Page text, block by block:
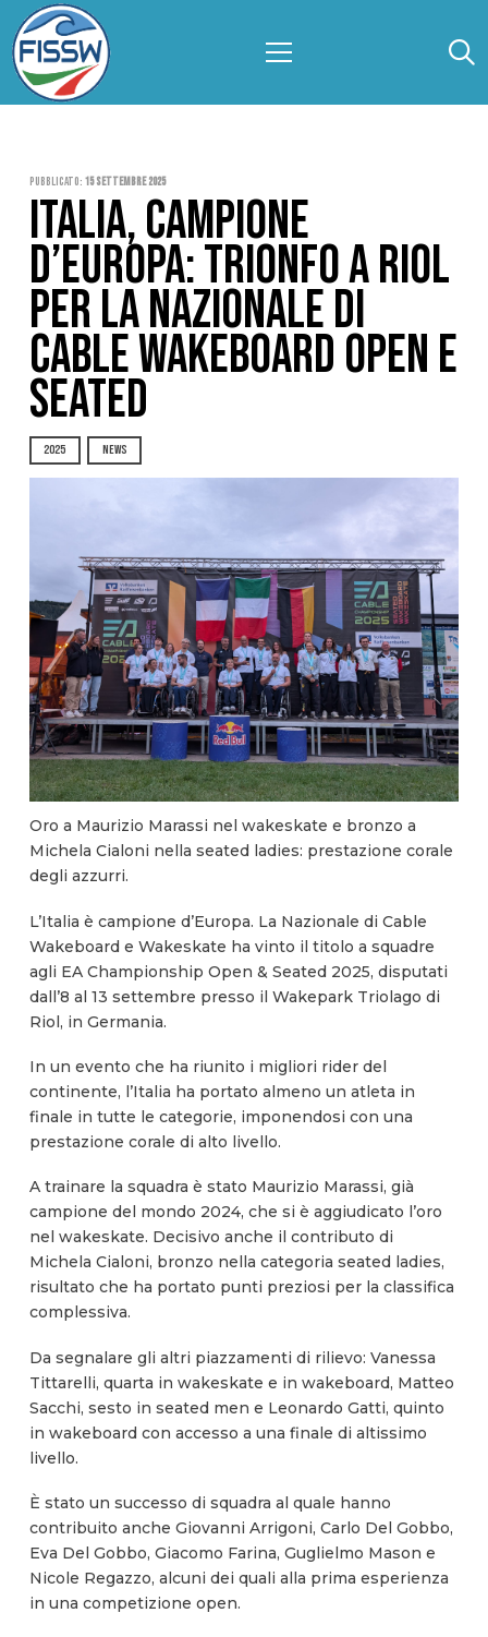
Pubblicato: 15 Settembre 2025
ITALIA, CAMPIONE
D’EUROPA: TRIONFO A RIOL
PER LA NAZIONALE DI
CABLE WAKEBOARD OPEN E
SEATED
2025 NEWS
Oro a Maurizio Marassi nel wakeskate e bronzo a
Michela Cialoni nella seated ladies: prestazione corale
degli azzurri.
L’Italia è campione d’Europa. La Nazionale di Cable
Wakeboard e Wakeskate ha vinto il titolo a squadre
agli EA Championship Open & Seated 2025, disputati
dall’8 al 13 settembre presso il Wakepark Triolago di
Riol, in Germania.
In un evento che ha riunito i migliori rider del
continente, l’Italia ha portato almeno un atleta in
finale in tutte le categorie, imponendosi con una
prestazione corale di alto livello.
A trainare la squadra è stato Maurizio Marassi, già
campione del mondo 2024, che si è aggiudicato l’oro
nel wakeskate. Decisivo anche il contributo di
Michela Cialoni, bronzo nella categoria seated ladies,
risultato che ha portato punti preziosi per la classifica
complessiva.
Da segnalare gli altri piazzamenti di rilievo: Vanessa
Tittarelli, quarta in wakeskate e in wakeboard, Matteo
Sacchi, sesto in seated men e Leonardo Gatti, quinto
in wakeboard con accesso a una finale di altissimo
livello.
È stato un successo di squadra al quale hanno
contribuito anche Giovanni Arrigoni, Carlo Del Gobbo,
Eva Del Gobbo, Giacomo Farina, Guglielmo Mason e
Nicole Regazzo, alcuni dei quali alla prima esperienza
in una competizione open.